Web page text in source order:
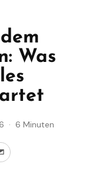
Was
· 6 Minuten